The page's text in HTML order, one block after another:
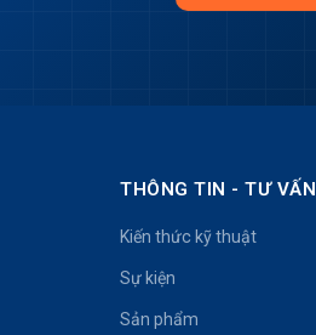
THÔNG TIN - TƯ VẤN
Kiến thức kỹ thuật
Sự kiện
Sản phẩm